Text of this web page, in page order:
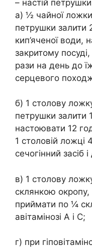
– настій
а) ½ чайної
петрушки залити
кип’яченої води,
закритому
рази на день до
серцевого
б) 1 столову
петрушки залити
настоювати 12
1 столовій ложці
сечогінний
в) 1 столову
склянкою
приймати по ¼
авітамінозі A і C;
г) при